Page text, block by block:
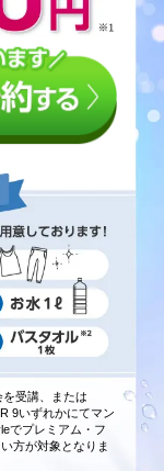
受講、または
9いずれかにてマン
でプレミアム・フ
方が対象となりま